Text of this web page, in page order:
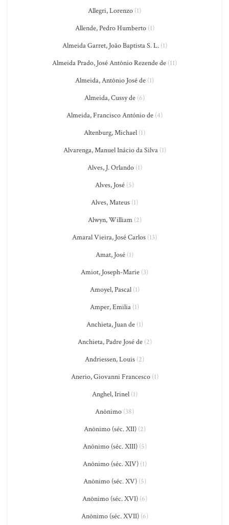
Allegri, Lorenzo (1)
Allende, Pedro Humberto(1)
Almeida Garret, João Baptista S. L.(1)
Almeida Prado, José Antônio Rezende de (11)
Almeida, Antônio José de (1)
Almeida, Cussy de (6)
Almeida, Francisco António de (4)
Altenburg, Michael (1)
Alvarenga, Manuel Inácio da Silva(1)
Alves, J. Orlando(1)
Alves, José (5)
Alves, Mateus (1)
Alwyn, William(2)
Amaral Vieira, José Carlos (13)
Amat, José (1)
Amiot, Joseph-Marie (3)
Amoyel, Pascal(1)
Amper, Emilia (1)
Anchieta, Juan de(1)
Anchieta, Padre José de(2)
Andriessen, Louis (2)
Anerio, Giovanni Francesco(1)
Anghel, Irinel(1)
Anônimo (38)
Anônimo (séc. XII)(2)
Anônimo (séc. XIII)(5)
Anônimo (séc. XIV)(1)
Anônimo (séc. XV)(5)
Anônimo (séc. XVI)(6)
Anônimo (séc. XVII)(6)